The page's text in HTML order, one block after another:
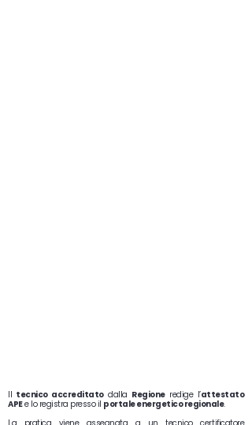
Il tecnico accreditatodalla Regioneredige l’attestato
APEe lo registra presso il portale energetico regionale.